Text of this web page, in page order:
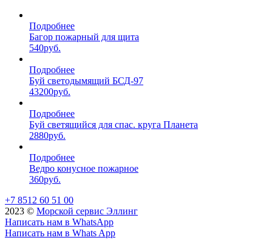
Подробнее
Багор пожарный для щита
540руб.
Подробнее
Буй светодымящий БСД-97
43200руб.
Подробнее
Буй светящийся для спас. круга Планета
2880руб.
Подробнее
Ведро конусное пожарное
360руб.
+7 8512 60 51 00
2023 ©️ Морской сервис Эллинг
Написать нам в WhatsApp
Написать нам в Whats App